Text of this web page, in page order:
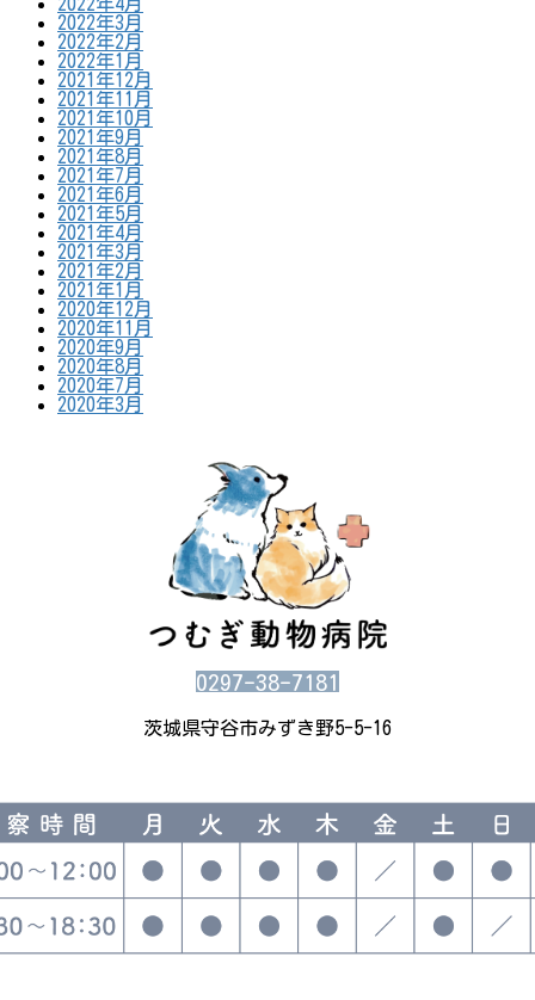
2022年3月
2022年2月
2022年1月
2021年12月
2021年11月
2021年10月
2021年9月
2021年8月
2021年7月
2021年6月
2021年5月
2021年4月
2021年3月
2021年2月
2021年1月
2020年12月
2020年11月
2020年9月
2020年8月
2020年7月
2020年3月
0297-38-7181
茨城県守谷市みずき野5-5-16